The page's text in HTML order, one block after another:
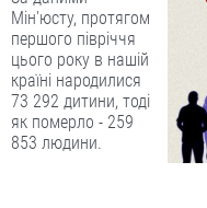
Мін'юсту, протягом
першого півріччя
цього року в нашій
країні народилися
73 292 дитини, тоді
як померло - 259
853 людини.